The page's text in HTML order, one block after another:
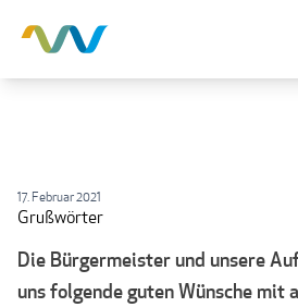
17. Februar 2021
Grußwörter
Die Bürgermeister und unsere
uns folgende guten Wünsche mit